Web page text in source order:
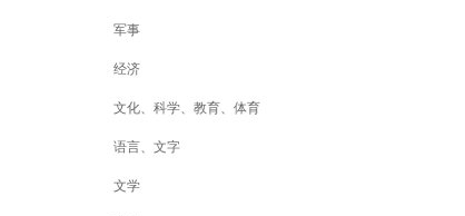
军事
经济
文化、科学、教育、体育
语言、文字
文学